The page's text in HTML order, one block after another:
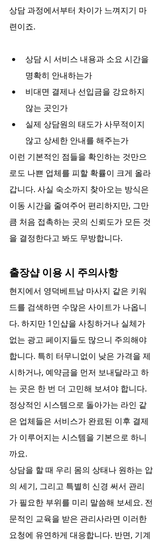
상담 과정에서부터 차이가 느껴지기 마
련이죠.
상담 시 서비스 내용과 소요 시간을
명확히 안내하는가
비대면 결제나 선입금을 강요하지
않는 곳인가
실제 상담원의 태도가 사무적이지
않고 상세한 안내를 해주는가
이런 기본적인 점들을 확인하는 것만으
로도 나쁜 업체를 피할 확률이 크게 올라
갑니다. 사실 숙소까지 찾아오는 방식은
이동 시간을 줄여주어 편리하지만, 그만
큼 처음 접촉하는 곳의 신뢰도가 모든 것
을 결정한다고 봐도 무방합니다.
출장샵 이용 시 주의사항
현지에서 영덕베트남 마사지 같은 키워
드를 검색하면 수많은 사이트가 나옵니
다. 하지만 1인샵을 사칭하거나 실체가
없는 광고 페이지들도 많으니 주의해야
합니다. 특히 터무니없이 낮은 가격을 제
시하거나, 예약금을 먼저 보내달라고 하
는 곳은 한 번 더 고민해 보셔야 합니다.
정상적인 시스템으로 돌아가는 라인 같
은 업체들은 서비스가 완료된 이후 결제
가 이루어지는 시스템을 기본으로 하니
까요.
상담을 할 때 우리 몸의 상태나 원하는 압
의 세기, 그리고 특별히 신경 써서 관리
가 필요한 부위를 미리 말씀해 보세요. 전
문적인 교육을 받은 관리사라면 이러한
요청에 유연하게 대응합니다. 반면, 기계